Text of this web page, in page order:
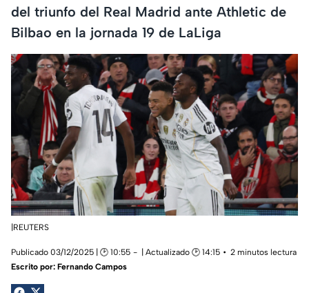
del triunfo del Real Madrid ante Athletic de
Bilbao en la jornada 19 de LaLiga
|REUTERS
Publicado 03/12/2025 | 🕑 10:55 | Actualizado 🕑 14:15
2 minutos lectura
Escrito por: Fernando Campos